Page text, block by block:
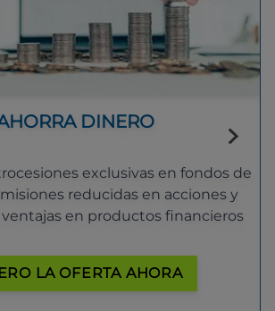
DINERO
exclusivas en fondos de
reducidas en acciones y
en productos financieros
LA OFERTA AHORA